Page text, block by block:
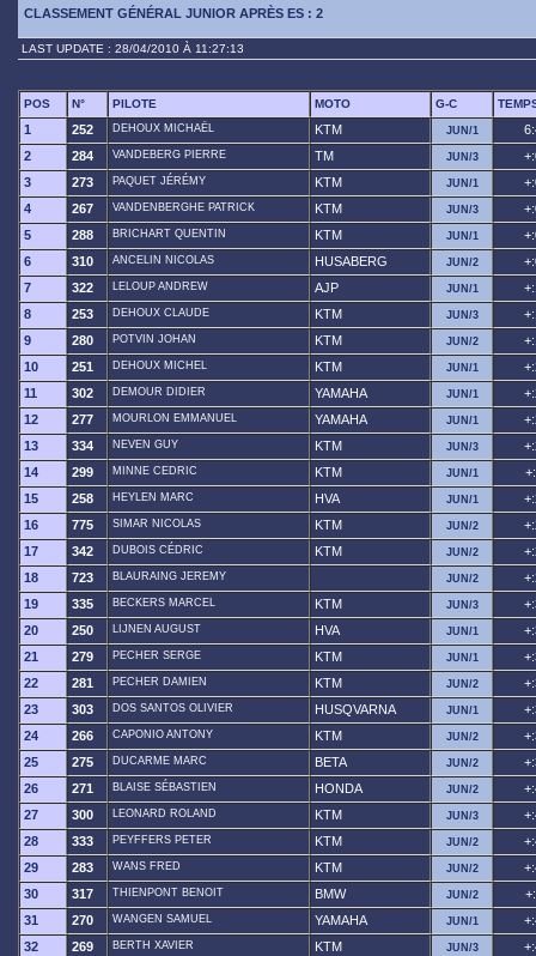
CLASSEMENT GÉNÉRAL JUNIOR APRÈS ES : 2
LAST UPDATE : 28/04/2010 À 11:27:13
POS N° PILOTE MOTO G-C
1 252 DEHOUX MICHAËL KTM JUN/1
2
284 VANDEBERG PIERRE TM JUN/3
3
273 PAQUET JÉRÉMY KTM JUN/1
4
267 VANDENBERGHE PATRICK KTM JUN/3
5
288 BRICHART QUENTIN KTM JUN/1
6
310 ANCELIN NICOLAS HUSABERG JUN/2
7
322 LELOUP ANDREW AJP JUN/1
8
253 DEHOUX CLAUDE KTM JUN/3
9
280 POTVIN JOHAN KTM JUN/2
10
251 DEHOUX MICHEL KTM JUN/1
11
302 DEMOUR DIDIER YAMAHA JUN/1
12
277 MOURLON EMMANUEL YAMAHA JUN/1
13
334 NEVEN GUY KTM JUN/3
14
299 MINNE CEDRIC KTM JUN/1
15
258 HEYLEN MARC HVA JUN/1
16
775 SIMAR NICOLAS KTM JUN/2
17
342 DUBOIS CÉDRIC KTM JUN/2
18
723 BLAURAING JEREMY JUN/2
19
335 BECKERS MARCEL KTM JUN/3
20
250 LIJNEN AUGUST HVA JUN/1
21
279 PECHER SERGE KTM JUN/1
22
281 PECHER DAMIEN KTM JUN/2
23
303 DOS SANTOS OLIVIER HUSQVARNA JUN/1
24
266 CAPONIO ANTONY KTM JUN/2
25
275 DUCARME MARC BETA JUN/2
26
271 BLAISE SÉBASTIEN HONDA JUN/2
27
300 LEONARD ROLAND KTM JUN/3
28
333 PEYFFERS PETER KTM JUN/2
29
283 WANS FRED KTM JUN/2
30
317 THIENPONT BENOIT BMW JUN/2
31
270 WANGEN SAMUEL YAMAHA JUN/1
32
269 BERTH XAVIER KTM JUN/3